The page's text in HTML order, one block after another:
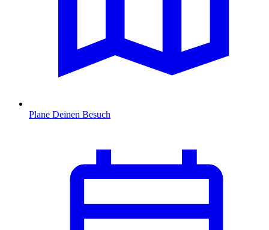
Plane Deinen Besuch